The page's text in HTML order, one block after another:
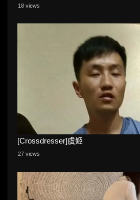
18 views
[Crossdresser]虞姬
27 views